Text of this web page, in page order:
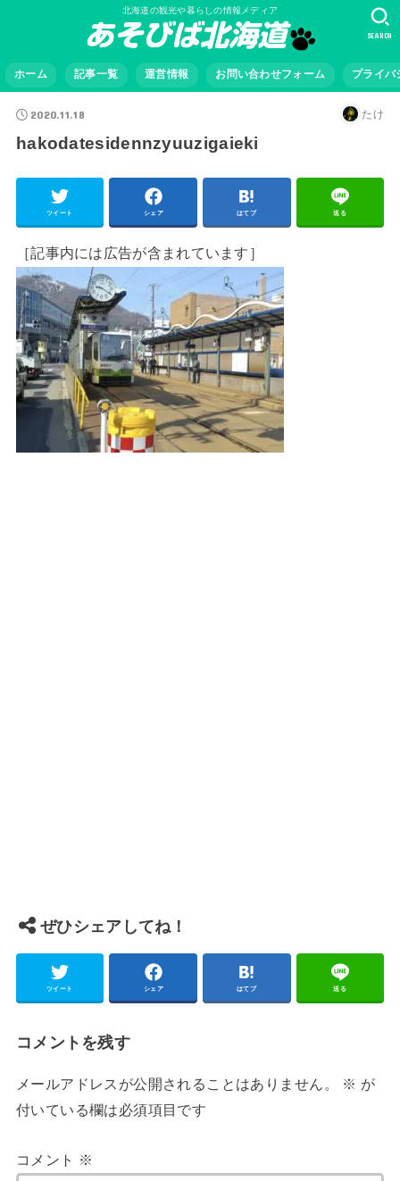
北海道の観光や暮らしの情報メディア
ホーム 記事一覧 運営情報 お問い合わせフォーム プライバ
SEARCH
2020.11.18 たけ
hakodatesidennzyuuzigaieki
ツイート シェア はてブ 送る
［記事内には広告が含まれています］
ぜひシェアしてね！
ツイート シェア はてブ 送る
コメントを残す
メールアドレスが公開されることはありません。 ※ が
付いている欄は必須項目です
コメント ※